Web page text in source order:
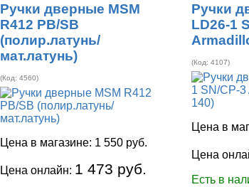
Ручки дверные MSM
R412 PB/SB
(полир.латунь/
мат.латунь)
(Код:4560)
Цена в магазине: 1 550 руб.
Цена онлайн: 1 473 руб.
Ручки
LD26-1
(Код:4107)
Цена в
Цена
Есть в